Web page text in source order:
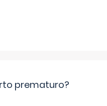
prematuro?